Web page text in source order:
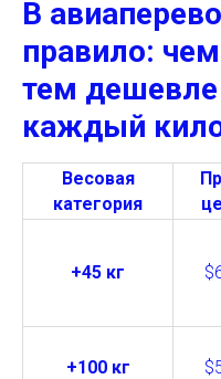
В
правило:
тем дешевле
каждый
Весовая
категория
+45 кг
+100 кг